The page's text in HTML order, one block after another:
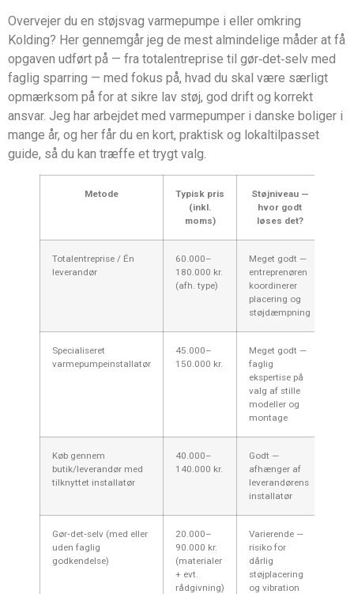
Overvejer du en støjsvag varmepumpe i eller omkring
Kolding? Her gennemgår jeg de mest almindelige måder at få
opgaven udført på — fra totalentreprise til gør‑det‑selv med
faglig sparring — med fokus på, hvad du skal være særligt
opmærksom på for at sikre lav støj, god drift og korrekt
ansvar. Jeg har arbejdet med varmepumper i danske boliger i
mange år, og her får du en kort, praktisk og lokaltilpasset
guide, så du kan træffe et trygt valg.
Metode
Typisk pris
(inkl.
moms)
Støjniveau —
hvor godt
løses det?
Totalentreprise / Én
leverandør
60.000–
180.000 kr.
(afh. type)
Meget godt —
entreprenøren
koordinerer
placering og
støjdæmpning
Specialiseret
varmepumpeinstallatør
45.000–
150.000 kr.
Meget godt —
faglig
ekspertise på
valg af stille
modeller og
montage
Køb gennem
butik/leverandør med
tilknyttet installatør
40.000–
140.000 kr.
Godt —
afhænger af
leverandørens
installatør
Gør‑det‑selv (med eller
uden faglig
godkendelse)
20.000–
90.000 kr.
(materialer
+ evt.
rådgivning)
Varierende —
risiko for
dårlig
støjplacering
og vibration